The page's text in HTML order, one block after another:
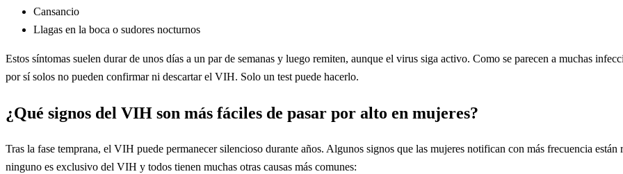
Cansancio
Llagas en la boca o sudores nocturnos
Estos síntomas suelen durar de unos días a un par de semanas y luego remiten, aunque el virus siga activo. Como se parecen a muchas
por sí solos no pueden confirmar ni descartar el VIH. Solo un test puede hacerlo.
¿Qué signos del VIH son más fáciles de pasar por alto en mujeres?
Tras la fase temprana, el VIH puede permanecer silencioso durante años. Algunos signos que las mujeres notifican con más frecuencia
ninguno es exclusivo del VIH y todos tienen muchas otras causas más comunes: